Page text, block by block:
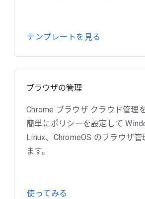
テンプレートを見る
ブラウザの管理
Chrome ブラウザ クラウド管理
簡単にポリシーを設定して
Linux、ChromeOS のブラウザ管
ます。
使ってみる